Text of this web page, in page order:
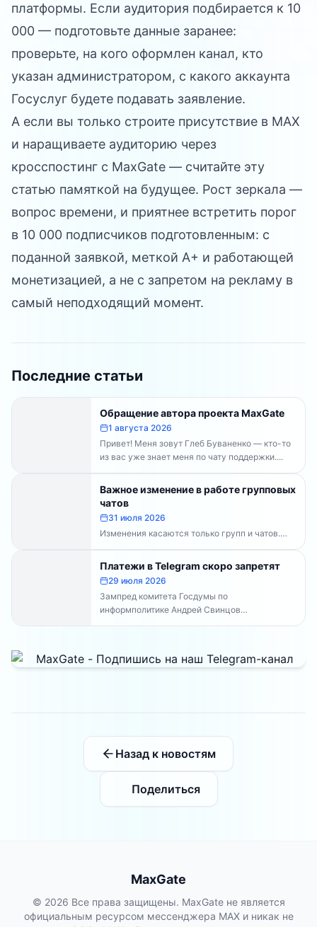
платформы. Если аудитория подбирается к 10
000 — подготовьте данные заранее:
проверьте, на кого оформлен канал, кто
указан администратором, с какого аккаунта
Госуслуг будете подавать заявление.
А если вы только строите присутствие в MAX
и наращиваете аудиторию через
кросспостинг с MaxGate — считайте эту
статью памяткой на будущее. Рост зеркала —
вопрос времени, и приятнее встретить порог
в 10 000 подписчиков подготовленным: с
поданной заявкой, меткой A+ и работающей
монетизацией, а не с запретом на рекламу в
самый неподходящий момент.
Последние статьи
Обращение автора проекта MaxGate
1 августа 2026
Привет! Меня зовут Глеб Буваненко — кто-то
из вас уже знает меня по чату поддержки....
Важное изменение в работе групповых
чатов
31 июля 2026
Изменения касаются только групп и чатов.
Каналы работают в прежнем режиме —
владельцам каналов делать...
Платежи в Telegram скоро запретят
29 июля 2026
Зампред комитета Госдумы по
информполитике Андрей Свинцов
рекомендовал россиянам временно
Назад к новостям
Поделиться
MaxGate
© 2026 Все права защищены. MaxGate не является
официальным ресурсом мессенджера MAX и никак не